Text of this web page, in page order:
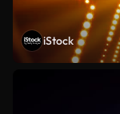
iStock